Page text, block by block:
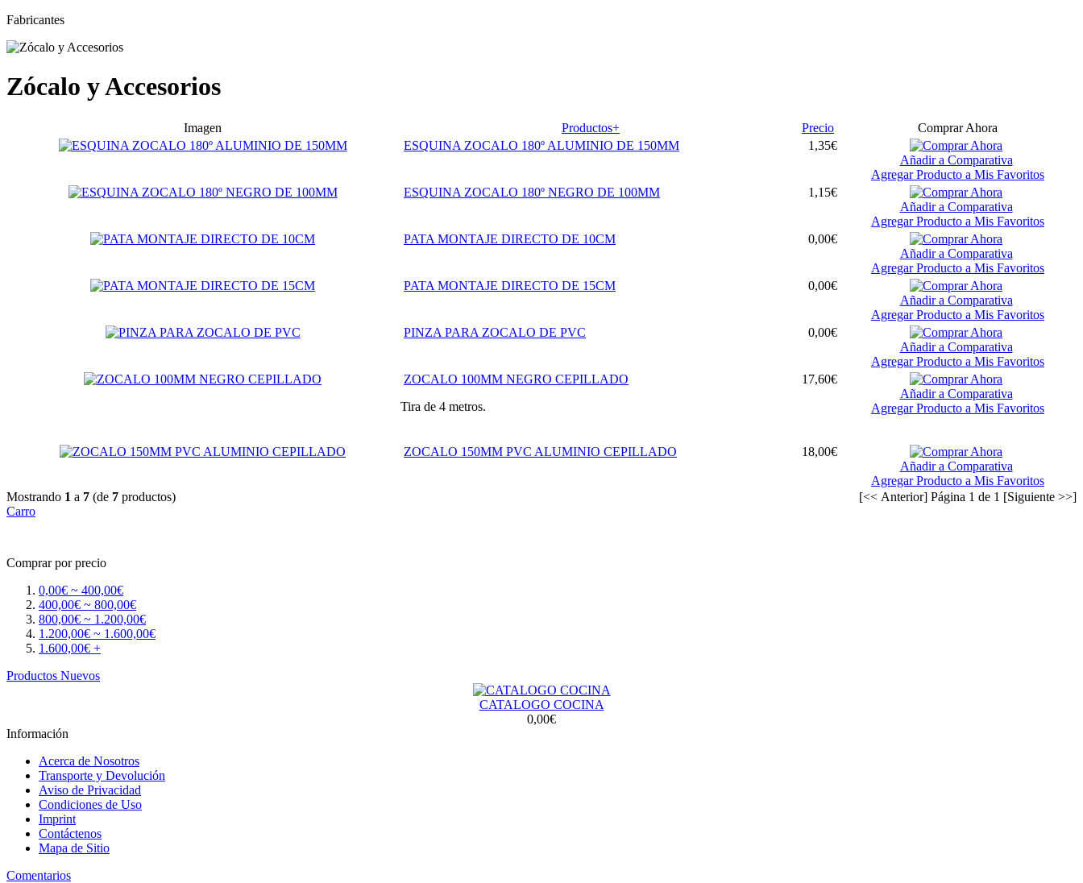
Fabricantes
Zócalo y Accesorios
Imagen Productos+ Precio
Comprar Ahora
ESQUINA ZOCALO 180º ALUMINIO DE 150MM
1,35€
Añadir a Comparativa
Agregar Producto a Mis Favoritos
ESQUINA ZOCALO 180º NEGRO DE 100MM
1,15€
Añadir a Comparativa
Agregar Producto a Mis Favoritos
PATA MONTAJE DIRECTO DE 10CM
0,00€
Añadir a Comparativa
Agregar Producto a Mis Favoritos
PATA MONTAJE DIRECTO DE 15CM
0,00€
Añadir a Comparativa
Agregar Producto a Mis Favoritos
PINZA PARA ZOCALO DE PVC
0,00€
Añadir a Comparativa
Agregar Producto a Mis Favoritos
ZOCALO 100MM NEGRO CEPILLADO
Tira de 4 metros.
17,60€
Añadir a Comparativa
Agregar Producto a Mis Favoritos
ZOCALO 150MM PVC ALUMINIO CEPILLADO
18,00€
Añadir a Comparativa
Agregar Producto a Mis Favoritos
[<< Anterior] Página 1 de 1 [Siguiente >>]
Mostrando 1 a 7 (de 7 productos)
Carro
Comprar por precio
0,00€ ~ 400,00€
400,00€ ~ 800,00€
800,00€ ~ 1.200,00€
1.200,00€ ~ 1.600,00€
1.600,00€ +
Productos Nuevos
CATALOGO COCINA
0,00€
Información
Acerca de Nosotros
Transporte y Devolución
Aviso de Privacidad
Condiciones de Uso
Imprint
Contáctenos
Mapa de Sitio
Comentarios